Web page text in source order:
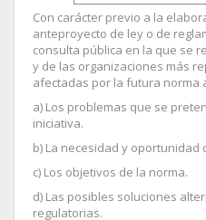
Con carácter previo a la
anteproyecto de ley o de
consulta pública en la que se
y de las organizaciones más
afectadas por la futura norma
a) Los problemas que se
iniciativa.
b) La necesidad y oportunidad
c) Los objetivos de la norma.
d) Las posibles soluciones
regulatorias.